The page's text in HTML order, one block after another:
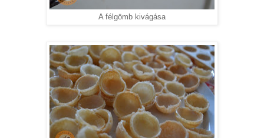
A félgömb kivágása